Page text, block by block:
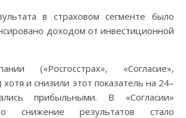
в страховом сегменте было
доходом от инвестиционной
(«Росгосстрах», «Согласие»,
хотя и снизили этот показатель на 24–
прибыльными. В «Согласии»
снижение результатов стало